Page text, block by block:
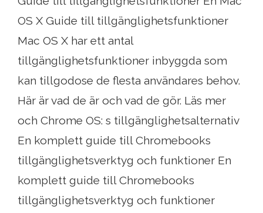
OS X Guide till tillgänglighetsfunktioner
Mac OS X har ett antal
tillgänglighetsfunktioner inbyggda som
kan tillgodose de flesta användares behov.
Här är vad de är och vad de gör. Läs mer
och Chrome OS: s tillgänglighetsalternativ
En komplett guide till Chromebooks
tillgänglighetsverktyg och funktioner En
komplett guide till Chromebooks
tillgänglighetsverktyg och funktioner